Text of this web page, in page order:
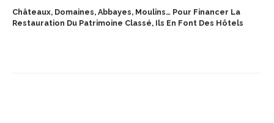
Châteaux, Domaines, Abbayes, Moulins… Pour Financer La
Restauration Du Patrimoine Classé, Ils En Font Des Hôtels